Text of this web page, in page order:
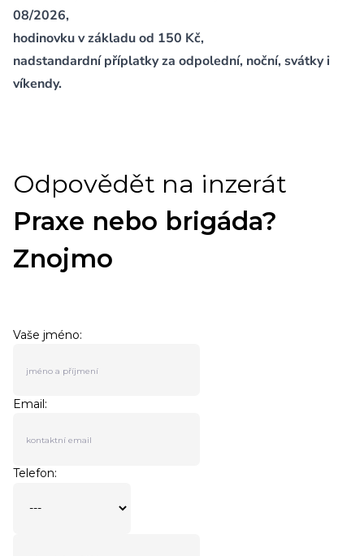
08/2026,
hodinovku v základu od 150 Kč,
nadstandardní příplatky za odpolední, noční, svátky i
víkendy.